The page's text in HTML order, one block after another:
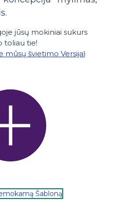
jūsų mokiniai sukurs
toliau tie!
mūsų švietimo Versija)
Šabloną